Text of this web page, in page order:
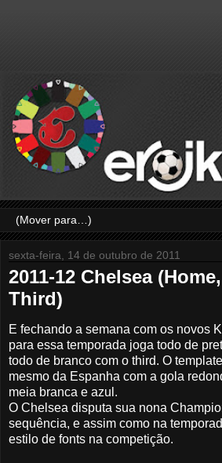
sexta-feira, 14 de outubro de 2011
2011-12 Chelsea
Third)
E fechando a semana com os novos
para essa temporada joga todo de
todo de branco com o third. O
mesmo da Espanha com a gola
meia branca e azul.
O Chelsea disputa sua nona
sequência, e assim como na
estilo de fonts na competição.